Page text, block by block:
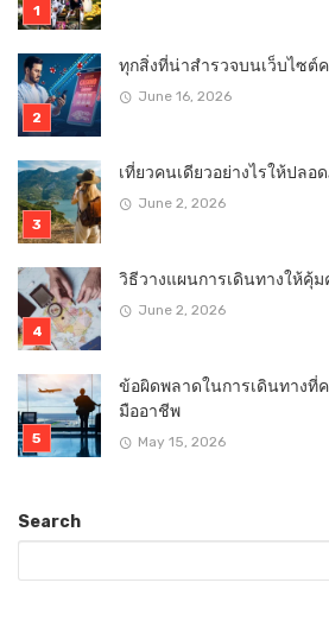
ทุกสิ่งที่น่าสำรวจบนเว็บไซต์
June 16, 2026
เที่ยวคนเดียวอย่างไรให้ปลอ
June 2, 2026
วิธีวางแผนการเดินทางให้คุ้
June 2, 2026
ข้อผิดพลาดในการเดินทางที่
มืออาชีพ
May 15, 2026
Search